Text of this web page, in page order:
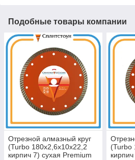
Подобные товары компании
Отрезной алмазный круг
(Turbo 180x2,6x10x22,2
кирпич 7) сухая Premium
(Turbo